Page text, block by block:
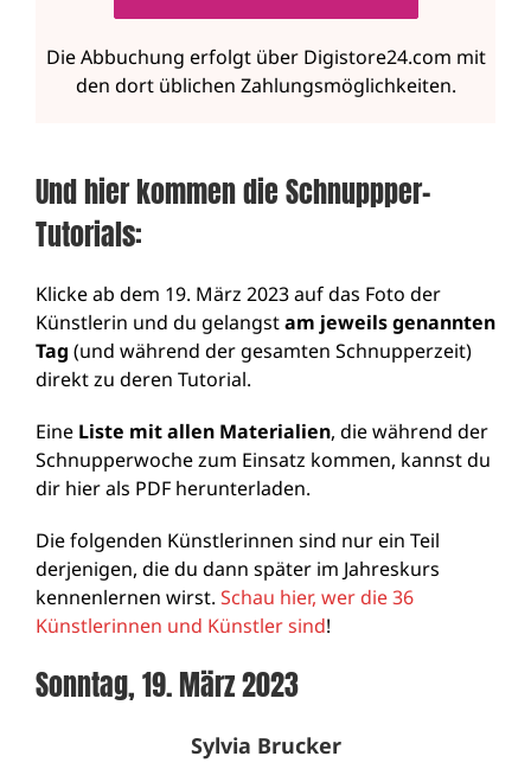
Die Abbuchung erfolgt über Digistore24.com mit
den dort üblichen Zahlungsmöglichkeiten.
Und hier kommen die Schnuppper-
Tutorials:
Klicke ab dem 19. März 2023 auf das Foto der
Künstlerin und du gelangstam jeweils genannten
Tag (und während der gesamten Schnupperzeit)
direkt zu deren Tutorial.
Eine Liste mit allen Materialien, die während der
Schnupperwoche zum Einsatz kommen, kannst du
dir hier als PDF herunterladen.
Die folgenden Künstlerinnen sind nur ein Teil
derjenigen, die du dann später im Jahreskurs
kennenlernen wirst. Schau hier, wer die 36
Künstlerinnen und Künstler sind!
Sonntag, 19. März 2023
Sylvia Brucker